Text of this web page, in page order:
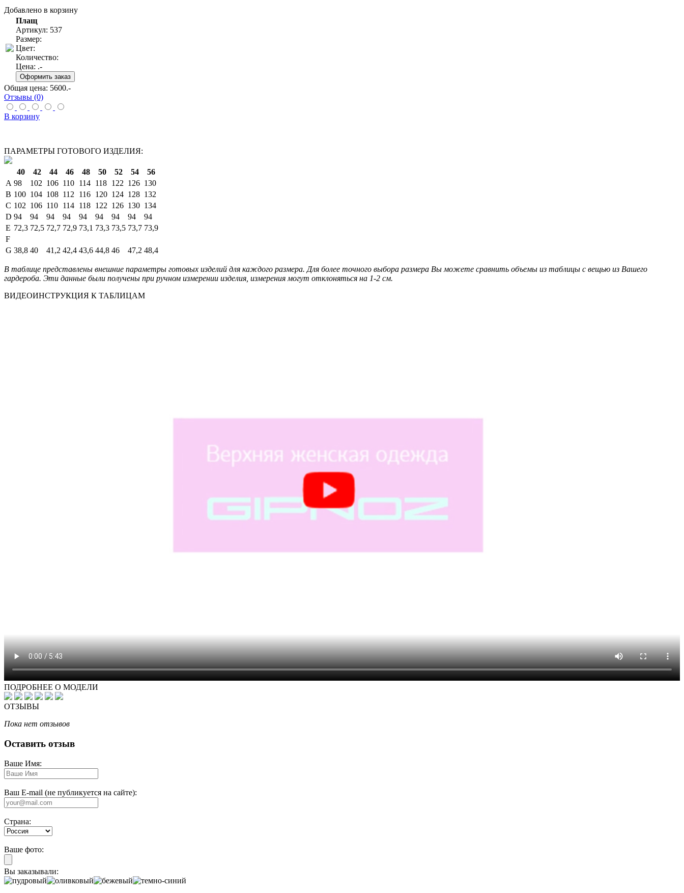
Добавлено в корзину
Плащ
Артикул: 537
Размер:
Цвет:
Количество:
Цена: .-
Общая цена: 5600.-
Отзывы (0)
В корзину
ПАРАМЕТРЫ ГОТОВОГО ИЗДЕЛИЯ:
40 42 44 46 48 50 52 54
56
A 98 102 106 110 114 118 122 126 130
B 100 104 108 112 116 120 124 128 132
C 102 106 110 114 118 122 126 130 134
D 94 94 94 94 94 94 94 94
94
E 72,3 72,5 72,7 72,9 73,1 73,3 73,5 73,7 73,9
F
G 38,8 40 41,2 42,4 43,6 44,8 46 47,2 48,4
В таблице представлены внешние параметры готовых изделий для каждого размера. Для более точного выбора размера Вы можете сравнить объемы из таблицы с вещью из Вашего
гардероба. Эти данные были получены при ручном измерении изделия, измерения могут отклоняться на 1-2 см.
ВИДЕОИНСТРУКЦИЯ К ТАБЛИЦАМ
ПОДРОБНЕЕ О МОДЕЛИ
ОТЗЫВЫ
Пока нет отзывов
Оставить отзыв
Ваше Имя:
Ваш E-mail (не публикуется на сайте):
Страна:
Ваше фото:
Вы заказывали: